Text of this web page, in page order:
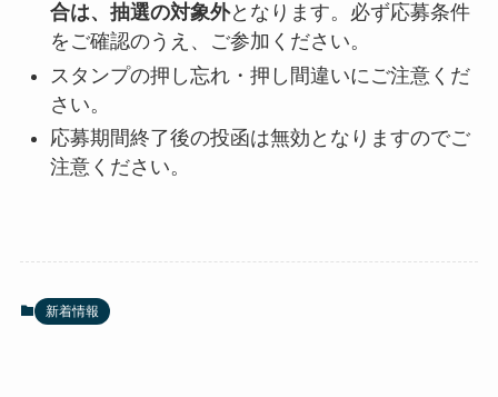
合は、抽選の対象外となります。必ず応募条件
をご確認のうえ、ご参加ください。
スタンプの押し忘れ・押し間違いにご注意くだ
さい。
応募期間終了後の投函は無効となりますのでご
注意ください。
新着情報